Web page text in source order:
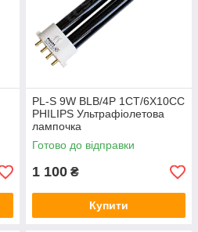
PL-S 9W BLB/4P 1CT/6X10CC
PHILIPS Ультрафіолетова
лампочка
Готово до відправки
1 100 ₴
Купити